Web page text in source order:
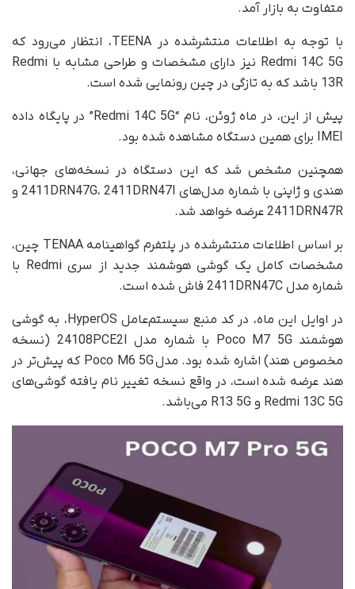
متفاوت به بازار آمد.
با توجه به اطلاعات منتشرشده در TEENA، انتظار می‌رود که
Redmi 14C 5G نیز دارای مشخصات و طراحی مشابه با Redmi
13R باشد که به تازگی در چین رونمایی شده است.
پیش از این، در ماه ژوئن، نام “Redmi 14C 5G” در پایگاه داده
IMEI برای همین دستگاه مشاهده شده بود.
همچنین مشخص شد که این دستگاه در نسخه‌های جهانی،
هندی و ژاپنی با شماره مدل‌های 2411DRN47G، 2411DRN47I و
2411DRN47R عرضه خواهد شد.
بر اساس اطلاعات منتشرشده در پلتفرم گواهینامه TENAA چین،
مشخصات کامل یک گوشی هوشمند جدید از سری Redmi با
شماره مدل 2411DRN47C فاش شده است.
در اوایل این ماه، در کد منبع سیستم‌عامل HyperOS، به گوشی
هوشمند Poco M7 5G با شماره مدل 24108PCE2I (نسخه
مخصوص هند) اشاره شده بود. مدل Poco M6 5G که پیش‌تر در
هند عرضه شده است، در واقع نسخه تغییر نام یافته‌ گوشی‌های
Redmi 13C 5G و R13 5G می‌باشد.